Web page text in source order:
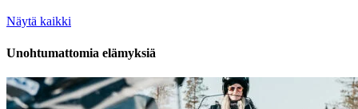
Näytä kaikki
Unohtumattomia elämyksiä